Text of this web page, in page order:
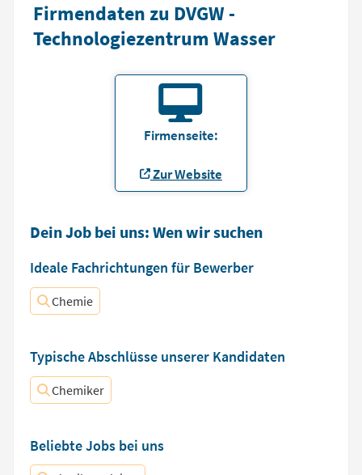
Firmendaten zu DVGW -
Technologiezentrum Wasser
Firmenseite:
Zur Website
Dein Job bei uns: Wen wir suchen
Ideale Fachrichtungen für Bewerber
Chemie
Typische Abschlüsse unserer Kandidaten
Chemiker
Beliebte Jobs bei uns